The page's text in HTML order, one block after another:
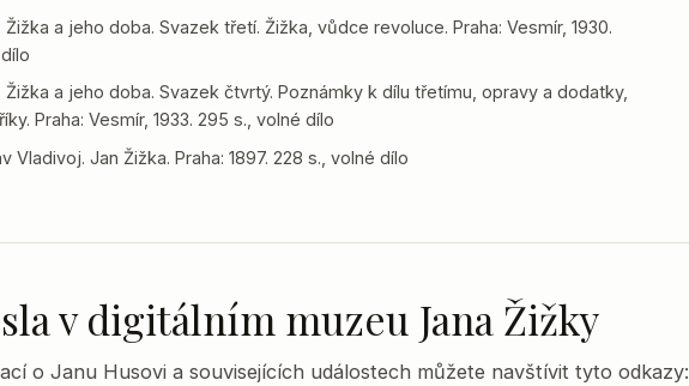
Žižka a jeho doba. Svazek třetí. Žižka, vůdce revoluce. Praha: Vesmír, 1930.
Žižka a jeho doba. Svazek čtvrtý. Poznámky k dílu třetímu, opravy a dodatky,
Praha: Vesmír, 1933. 295 s., volné dílo
Vladivoj. Jan Žižka. Praha: 1897. 228 s., volné dílo
v digitálním muzeu Jana Žižky
o Janu Husovi a souvisejících událostech můžete navštívit tyto odkazy: